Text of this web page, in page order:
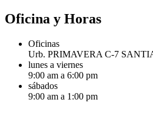
Oficina y Horas
Oficinas
Urb. PRIMAVERA C-7
lunes a viernes
9:00 am a 6:00 pm
sábados
9:00 am a 1:00 pm